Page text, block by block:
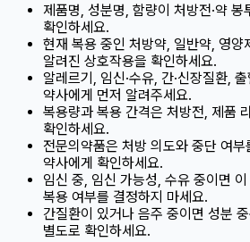
제품명, 성분명, 함량이 처방전·약 봉
확인하세요.
현재 복용 중인 처방약, 일반약, 영양
알려진 상호작용을 확인하세요.
알레르기, 임신·수유, 간·신장질환,
약사에게 먼저 알려주세요.
복용량과 복용 간격은 처방전, 제품
확인하세요.
전문의약품은 처방 의도와 중단 여
약사에게 확인하세요.
임신 중, 임신 가능성, 수유 중이면
복용 여부를 결정하지 마세요.
간질환이 있거나 음주 중이면 성분
별도로 확인하세요.